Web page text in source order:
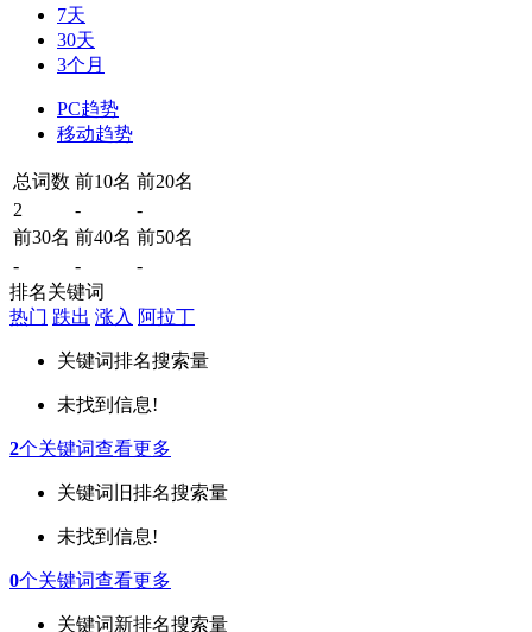
7天
30天
3个月
PC趋势
移动趋势
总词数 前10名 前20名
2
-
-
前30名 前40名 前50名
-
-
-
排名关键词
热门 跌出 涨入 阿拉丁
关键词排名搜索量
未找到信息!
2个关键词查看更多
关键词 旧排名搜索量
未找到信息!
0个关键词查看更多
关键词新排名搜索量